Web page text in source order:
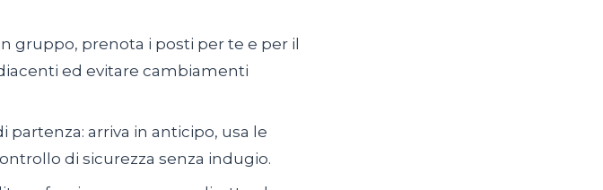
gruppo, prenota i posti per te e per il
ed evitare cambiamenti
arriva in anticipo, usa le
di sicurezza senza indugio.